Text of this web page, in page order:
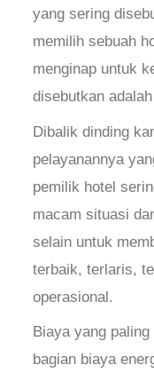
yang sering
memilih sebuah
menginap untuk
disebutkan
Dibalik dinding
pelayanannya
pemilik hotel
macam situasi
selain untuk
terbaik, terlaris,
operasional.
Biaya yang
bagian biaya